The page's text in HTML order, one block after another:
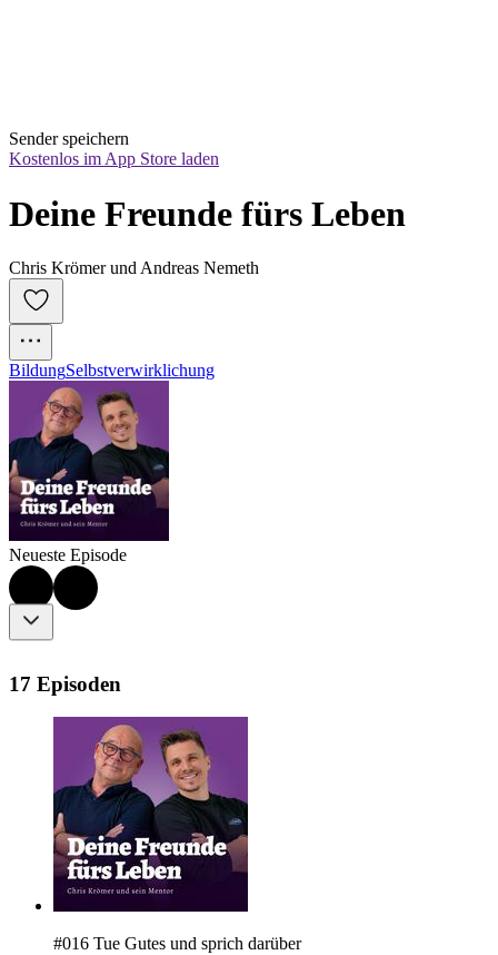
Sender speichern
Kostenlos im App Store laden
Deine Freunde fürs Leben
Chris Krömer und Andreas Nemeth
BildungSelbstverwirklichung
Neueste Episode
17 Episoden
#016 Tue Gutes und sprich darüber